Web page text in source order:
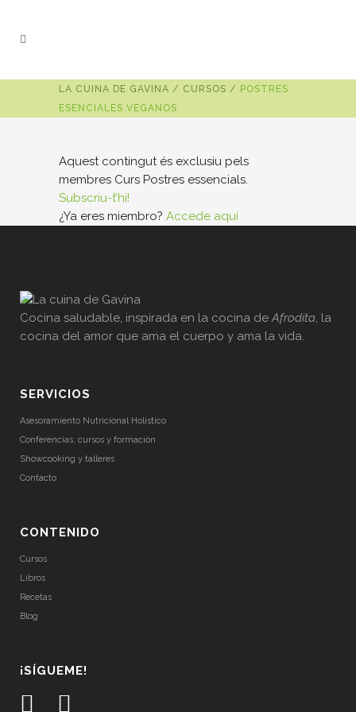
LA CUINA DE GAVINA / CURSOS / POSTRES
ESENCIALES VEGANOS
Aquest contingut és exclusiu pels
membres Curs Postres essencials.
Subscriu-t’hi!
¿Ya eres miembro? Accede aquí
Cocina saludable, inspirada en la cocina deAfrodita, la
cocina del amor que ama el cuerpo y ama la vida.
SERVICIOS
Asesoramiento Nutricional Holístico
Conferencias, cursos y formación
Showcooking y talleres
Contacto
CONTENIDO
Cursos
Libros
Recetas
Blog
¡SÍGUEME!